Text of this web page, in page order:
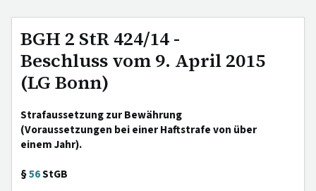
BGH 2 StR 424/14 -
Beschluss vom 9. April 2015
(LG Bonn)
Strafaussetzung zur Bewährung
(Voraussetzungen bei einer Haftstrafe von über
einem Jahr).
§56StGB